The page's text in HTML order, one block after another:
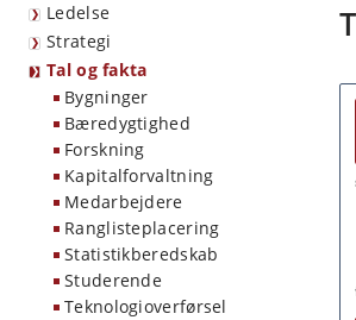
Ledelse
Strategi
Tal og fakta
Bygninger
Bæredygtighed
Forskning
Kapitalforvaltning
Medarbejdere
Ranglisteplacering
Statistikberedskab
Studerende
Teknologioverførsel